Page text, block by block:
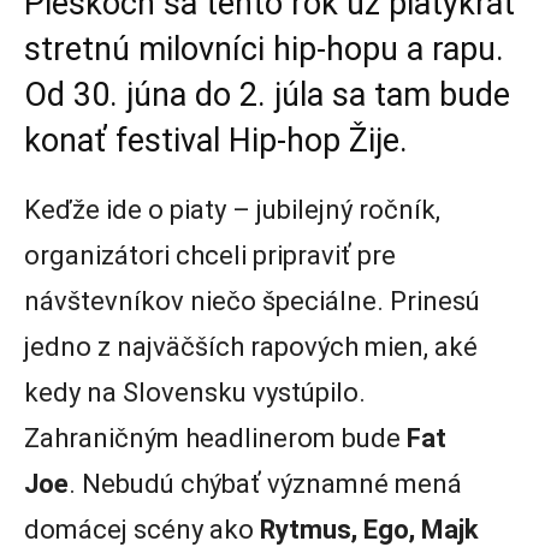
stretnú milovníci hip-hopu a rapu.
Od 30. júna do 2. júla sa tam bude
konať festival Hip-hop Žije.
Keďže ide o piaty – jubilejný ročník,
organizátori chceli pripraviť pre
návštevníkov niečo špeciálne. Prinesú
jedno z najväčších rapových mien, aké
kedy na Slovensku vystúpilo.
Zahraničným headlinerom bude Fat
Joe. Nebudú chýbať významné mená
domácej scény ako Rytmus, Ego, Majk